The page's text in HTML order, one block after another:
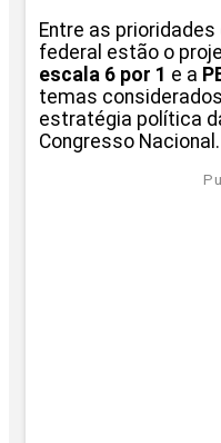
Entre as
federal estão o
escala 6 por 1 e a
temas
estratégia política
Congresso Nacional.